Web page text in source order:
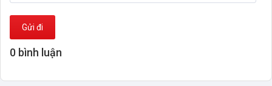
Gửi đi
0 bình luận